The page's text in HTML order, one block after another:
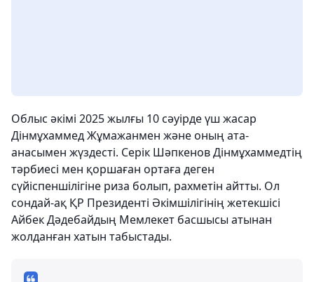
Облыс әкімі 2025 жылғы 10 сәуірде үш жасар
Дінмұхаммед Жұмажанмен және оның ата-
анасымен жүздесті. Серік Шәпкенов Дінмұхаммедтің
тәрбиесі мен қоршаған ортаға деген
сүйіспеншілігіне риза болып, рахметін айтты. Ол
сондай-ақ ҚР Президенті Әкімшілігінің жетекшісі
Айбек Дәдебайдың Мемлекет басшысы атынан
жолданған хатын табыстады.